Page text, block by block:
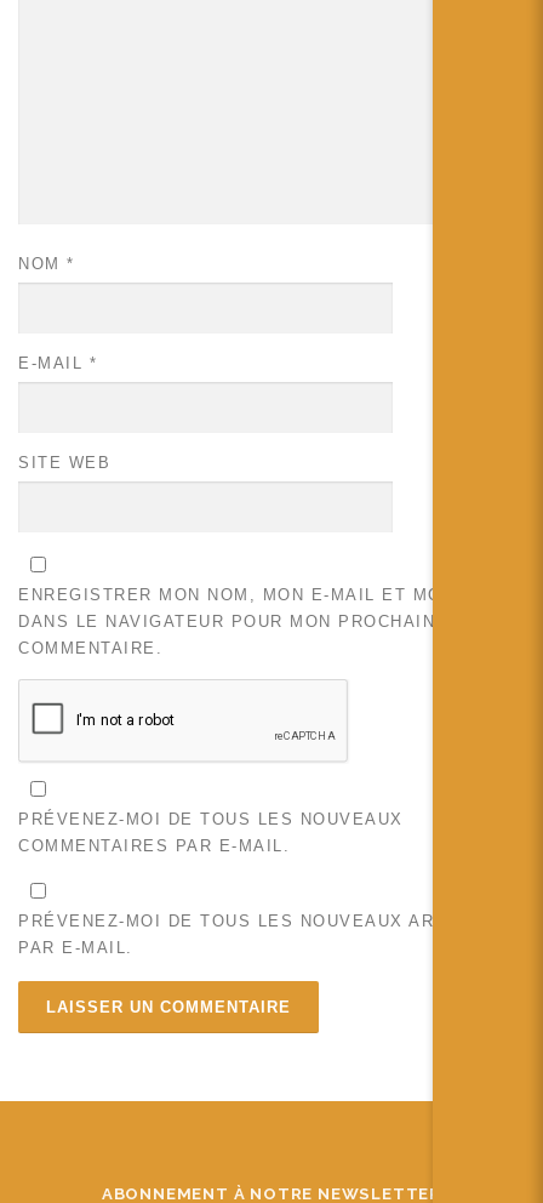
NOM *
E-MAIL *
SITE WEB
ENREGISTRER MON NOM, MON E-MAIL ET MON SITE
DANS LE NAVIGATEUR POUR MON PROCHAIN
COMMENTAIRE.
PRÉVENEZ-MOI DE TOUS LES NOUVEAUX
COMMENTAIRES PAR E-MAIL.
PRÉVENEZ-MOI DE TOUS LES NOUVEAUX ARTICLES
PAR E-MAIL.
ABONNEMENT À NOTRE NEWSLETTER